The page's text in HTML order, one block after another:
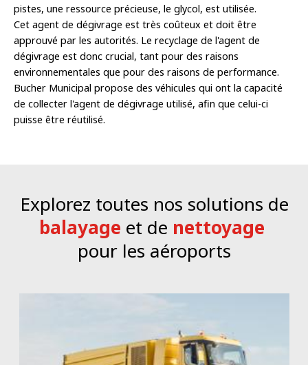
pistes, une ressource précieuse, le glycol, est utilisée.
Cet agent de dégivrage est très coûteux et doit être
approuvé par les autorités. Le recyclage de l'agent de
dégivrage est donc crucial, tant pour des raisons
environnementales que pour des raisons de performance.
Bucher Municipal propose des véhicules qui ont la capacité
de collecter l'agent de dégivrage utilisé, afin que celui-ci
puisse être réutilisé.
Explorez toutes nos solutions de
balayage et de nettoyage
pour les aéroports